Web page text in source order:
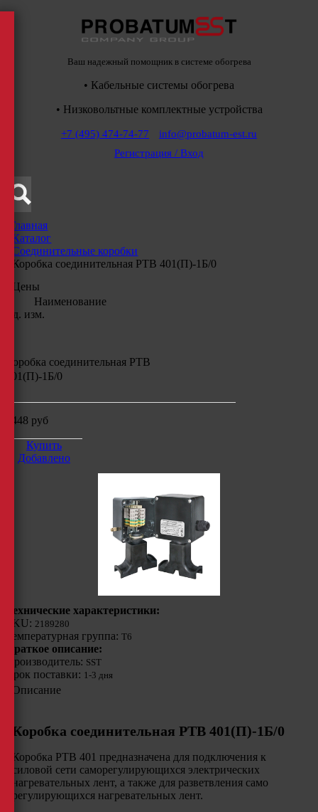
Ваш надежный помощник в системе обогрева
• Кабельные системы обогрева
• Низковольтные комплектные устройства
+7 (495) 474-74-77
info@probatum-est.ru
Регистрация / Вход
Главная
Каталог
Соединительные коробки
Коробка соединительная РТВ 401(П)-1Б/0
Цены
Наименование
Ед. изм.
Коробка соединительная РТВ
401(П)-1Б/0
9448 руб
Купить
Добавлено
Технические характеристики:
SKU: 2189280
Температурная группа: Т6
Краткое описание:
Производитель: SST
Срок поставки: 1-3 дня
Описание
Коробка соединительная РТВ 401(П)-1Б/0
Коробка РТВ 401 предназначена для подключения к
силовой сети саморегулирующихся электрических
нагревательных лент, а также для разветвления само
регулирующихся нагревательных лент.